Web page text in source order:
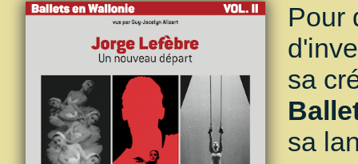
Pour
sa
sa